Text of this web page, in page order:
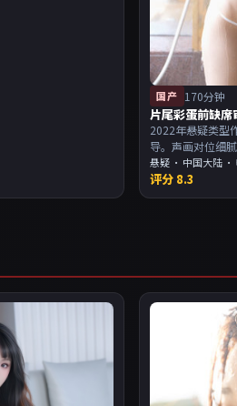
国产 170分钟
片尾彩蛋前缺
2022年悬疑类型
导。声画对位细
周末一口气追完
欢强叙事与人物
悬疑 · 中国大陆 ·
评分 8.3